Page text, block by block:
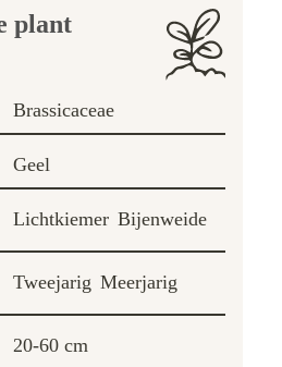
plant
Brassicaceae
Geel
Lichtkiemer Bijenweide
Tweejarig Meerjarig
20-60 cm